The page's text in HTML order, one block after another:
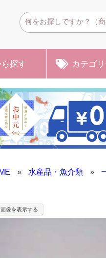
ら探す カテゴ
» 水産品・魚介類 »
像を表示する